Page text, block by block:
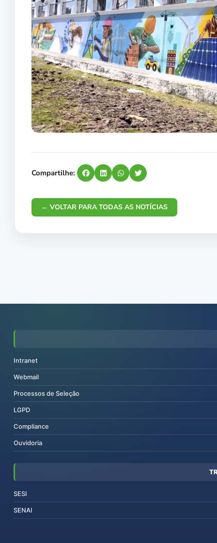
Compartilhe:
← VOLTAR PARA TODAS AS NOTÍCIAS
Intranet
Webmail
Processos de Seleção
LGPD
Compliance
Ouvidoria
SESI
SENAI